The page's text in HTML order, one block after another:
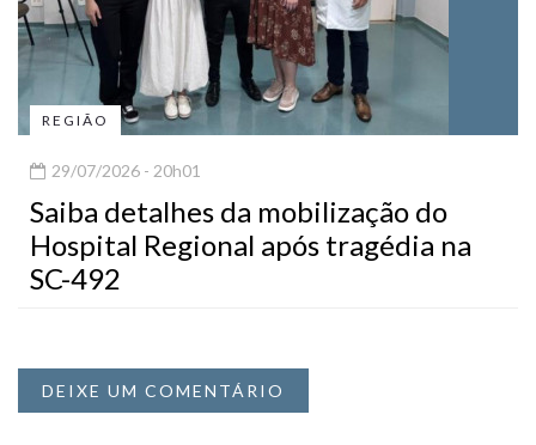
REGIÃO
29/07/2026 - 20h01
Saiba detalhes da mobilização do
Hospital Regional após tragédia na
SC-492
DEIXE UM COMENTÁRIO